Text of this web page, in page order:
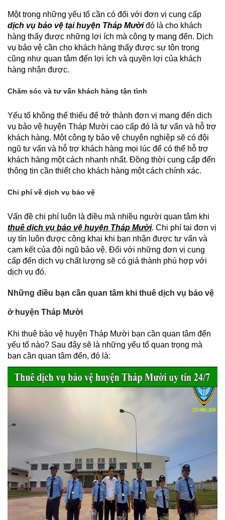
Một trong những yếu tố cần có đối với đơn vị cung cấp
dịch vụ bảo vệ tại huyện Tháp Mườiđó là cho khách
hàng thấy được những lợi ích mà công ty mang đến. Dịch
vụ bảo vệ cần cho khách hàng thấy được sự tôn trọng
cũng như quan tâm đến lợi ích và quyền lợi của khách
hàng nhận được.
Chăm sóc và tư vấn khách hàng tận tình
Yếu tố không thể thiếu để trở thành đơn vị mang đến dịch
vụ bảo vệ huyện Tháp Mười cao cấp đó là tư vấn và hỗ trợ
khách hàng. Một công ty bảo vệ chuyên nghiệp sẽ có đội
ngũ tư vấn và hỗ trợ khách hàng mọi lúc để có thể hỗ trợ
khách hàng một cách nhanh nhất. Đồng thời cung cấp đến
thông tin cần thiết cho khách hàng một cách chính xác.
Chi phí về dịch vụ bảo vệ
Vấn đề chi phí luôn là điều mà nhiều người quan tâm khi
thuê dịch vụ bảo vệ huyện Tháp Mười. Chi phí tại đơn vị
uy tín luôn được công khai khi bạn nhận được tư vấn và
cam kết của đội ngũ bảo vệ. Đối với những đơn vị cung
cấp đến dịch vụ chất lượng sẽ có giá thành phú hợp với
dịch vụ đó.
Những điều bạn cần quan tâm khi thuê dịch vụ bảo vệ
ở huyện Tháp Mười
Khi thuê bảo vệ huyện Tháp Mười bạn cần quan tâm đến
yếu tố nào? Sau đây sẽ là những yếu tố quan trọng mà
bạn cần quan tâm đến, đó là: